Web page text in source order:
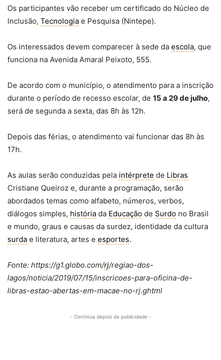
Os participantes vão receber um certificado do Núcleo de
Inclusão, Tecnologia e Pesquisa (Nintepe).
Os interessados devem comparecer à sede da escola, que
funciona na Avenida Amaral Peixoto, 555.
De acordo com o município, o atendimento para a inscrição
durante o período de recesso escolar, de 15 a 29 de julho,
será de segunda a sexta, das 8h às 12h.
Depois das férias, o atendimento vai funcionar das 8h às
17h.
As aulas serão conduzidas pela intérprete de Libras
Cristiane Queiroz e, durante a programação, serão
abordados temas como alfabeto, números, verbos,
diálogos simples, história da Educação de Surdo no Brasil
e mundo, graus e causas da surdez, identidade da cultura
surda e literatura, artes e esportes.
Fonte: https://g1.globo.com/rj/regiao-dos-
lagos/noticia/2019/07/15/inscricoes-para-oficina-de-
libras-estao-abertas-em-macae-no-rj.ghtml
- Continua depois da publicidade -